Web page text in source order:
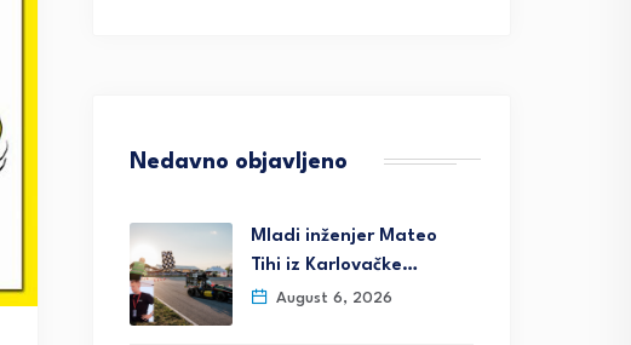
Nedavno objavljeno
Mladi inženjer Mateo
Tihi iz Karlovačke…
August 6, 2026